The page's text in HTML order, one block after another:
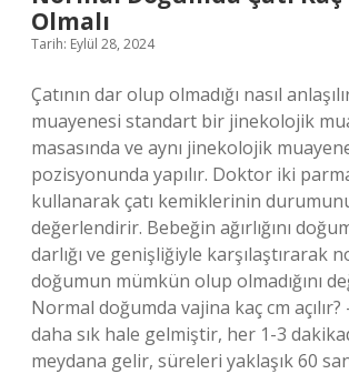
Olmalı
Tarih: Eylül 28, 2024
Çatının dar olup olmadığı nasıl
muayenesi standart bir jinekolojik
masasında ve aynı jinekolojik
pozisyonunda yapılır. Doktor iki
kullanarak çatı kemiklerinin
değerlendirir. Bebeğin ağırlığını
darlığı ve genişliğiyle karşılaştırarak
doğumun mümkün olup olmadığını
Normal doğumda vajina kaç cm
daha sık hale gelmiştir, her 1-3
meydana gelir, süreleri yaklaşık 60